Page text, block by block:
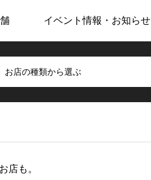
イベント情報・お知らせ
お店の種類から選ぶ
店も。